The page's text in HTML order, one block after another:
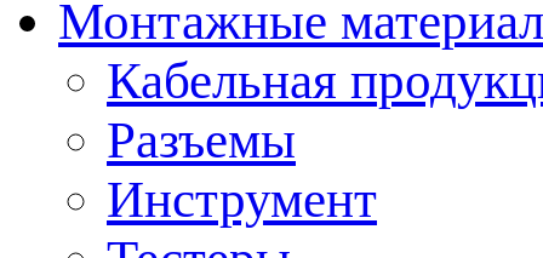
Монтажные
Кабельная
Разъемы
Инструмент